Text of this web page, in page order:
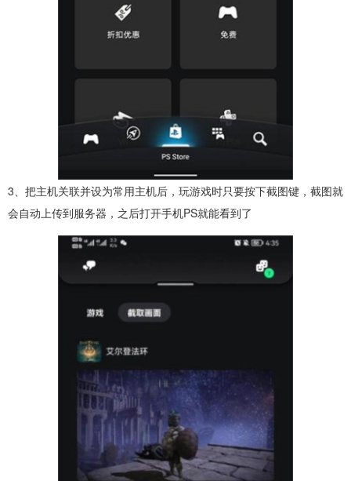
3、把主机关联并设为常用主机后，玩游戏时只要按下截图键，截图就
会自动上传到服务器，之后打开手机PS就能看到了